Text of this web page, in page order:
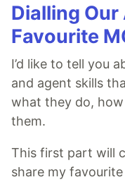
Dialling Our
Favourite
I’d like to tell you
and agent skills
what they do,
them.
This first part will
share my